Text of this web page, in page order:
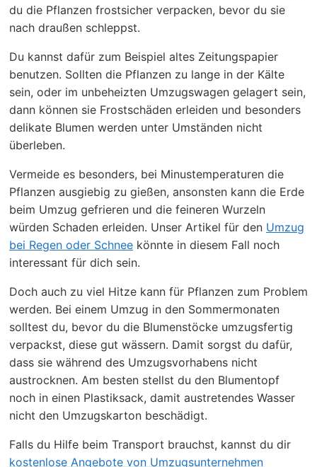
du die Pflanzen frostsicher verpacken, bevor du sie
nach draußen schleppst.
Du kannst dafür zum Beispiel altes Zeitungspapier
benutzen. Sollten die Pflanzen zu lange in der Kälte
sein, oder im unbeheizten Umzugswagen gelagert sein,
dann können sie Frostschäden erleiden und besonders
delikate Blumen werden unter Umständen nicht
überleben.
Vermeide es besonders, bei Minustemperaturen die
Pflanzen ausgiebig zu gießen, ansonsten kann die Erde
beim Umzug gefrieren und die feineren Wurzeln
würden Schaden erleiden. Unser Artikel für den Umzug
bei Regen oder Schnee könnte in diesem Fall noch
interessant für dich sein.
Doch auch zu viel Hitze kann für Pflanzen zum Problem
werden. Bei einem Umzug in den Sommermonaten
solltest du, bevor du die Blumenstöcke umzugsfertig
verpackst, diese gut wässern. Damit sorgst du dafür,
dass sie während des Umzugsvorhabens nicht
austrocknen. Am besten stellst du den Blumentopf
noch in einen Plastiksack, damit austretendes Wasser
nicht den Umzugskarton beschädigt.
Falls du Hilfe beim Transport brauchst, kannst du dir
kostenlose Angebote von Umzugsunternehmen